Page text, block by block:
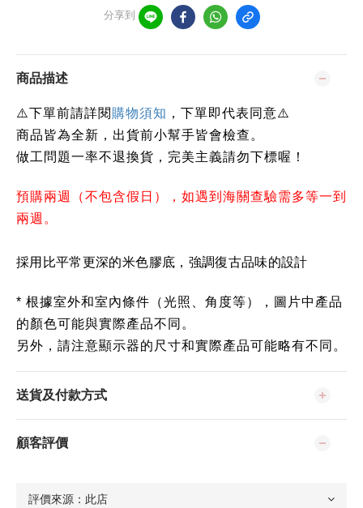
分享到
商品描述
⚠️下單前請詳閱購物須知 ，下單即代表同意⚠️
商品皆為全新，出貨前小幫手皆會檢查。
做工問題一率不退換貨，完美主義請勿下標喔！
預購兩週（不包含假日），如遇到海關查驗需多等一到
兩週。
採用比平常更深的米色膠底，強調復古品味的設計
* 根據室外和室內條件（光照、角度等），圖片中產品
的顏色可能與實際產品不同。
另外，請注意顯示器的尺寸和實際產品可能略有不同。
送貨及付款方式
顧客評價